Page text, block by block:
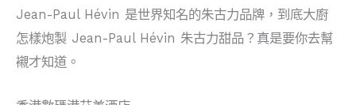
Jean-Paul Hévin 是世界知名的朱古力品牌，到底大廚
怎樣炮製 Jean-Paul Hévin 朱古力甜品？真是要你去幫
襯才知道。